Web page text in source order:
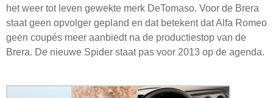
het weer tot leven gewekte merk DeTomaso. Voor de Brera
staat geen opvolger gepland en dat betekent dat Alfa Romeo
geen coupés meer aanbiedt na de productiestop van de
Brera. De nieuwe Spider staat pas voor 2013 op de agenda.